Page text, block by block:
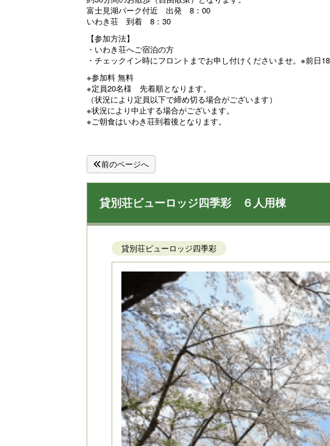
富士見湖パーク付近 出発 8：00
いわき荘 到着 8：30
【参加方法】
・いわき荘へご宿泊の方
・チェックイン時にフロントまでお申し付けくださいませ。※前日
※参加料 無料
※定員20名様 先着順となります。
（状況により定員以下で締め切る場合がございます）
※状況により中止する場合がございます。
※ご朝食はいわき荘到着後となります。
前のページへ
貸別荘ビューロッジ四季彩 ６人用棟
貸別荘ビューロッジ四季彩